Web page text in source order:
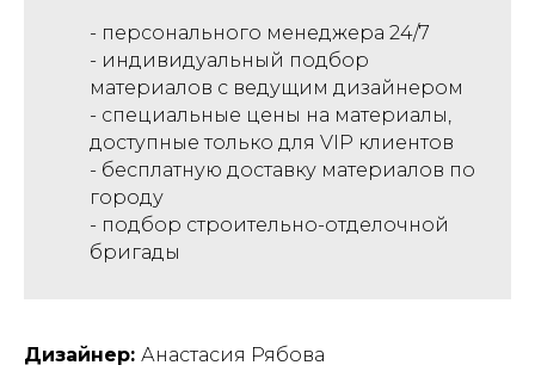
- персонального менеджера 24/7
- индивидуальный подбор
материалов с ведущим дизайнером
- специальные цены на материалы,
доступные только для VIP клиентов
- бесплатную доставку материалов по
городу
- подбор строительно-отделочной
бригады
Дизайнер: Анастасия Рябова